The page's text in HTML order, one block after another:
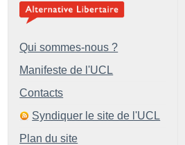
Qui sommes-nous ?
Manifeste de l'UCL
Contacts
Syndiquer le site de l'UCL
Plan du site